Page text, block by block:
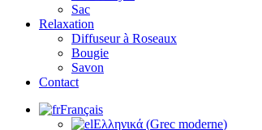
Sac
Relaxation
Diffuseur à Roseaux
Bougie
Savon
Contact
Français
Ελληνικά (Grec moderne)